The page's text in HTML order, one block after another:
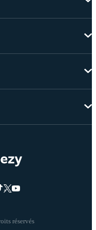
réservés